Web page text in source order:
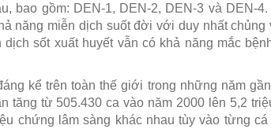
bao gồm: DEN-1, DEN-2, DEN-3 và DEN-
năng miễn dịch suốt đời với duy nhất chủng
sốt xuất huyết vẫn có khả năng mắc
kể trên toàn thế giới trong những năm
từ 505.430 ca vào năm 2000 lên 5,2
chứng lâm sàng khác nhau tùy vào từng